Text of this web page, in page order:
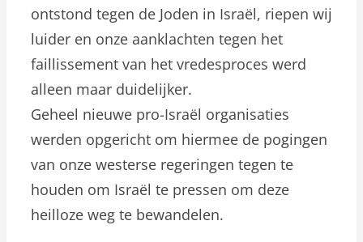
ontstond tegen de Joden in Israël, riepen wij
luider en onze aanklachten tegen het
faillissement van het vredesproces werd
alleen maar duidelijker.
Geheel nieuwe pro-Israël organisaties
werden opgericht om hiermee de pogingen
van onze westerse regeringen tegen te
houden om Israël te pressen om deze
heilloze weg te bewandelen.